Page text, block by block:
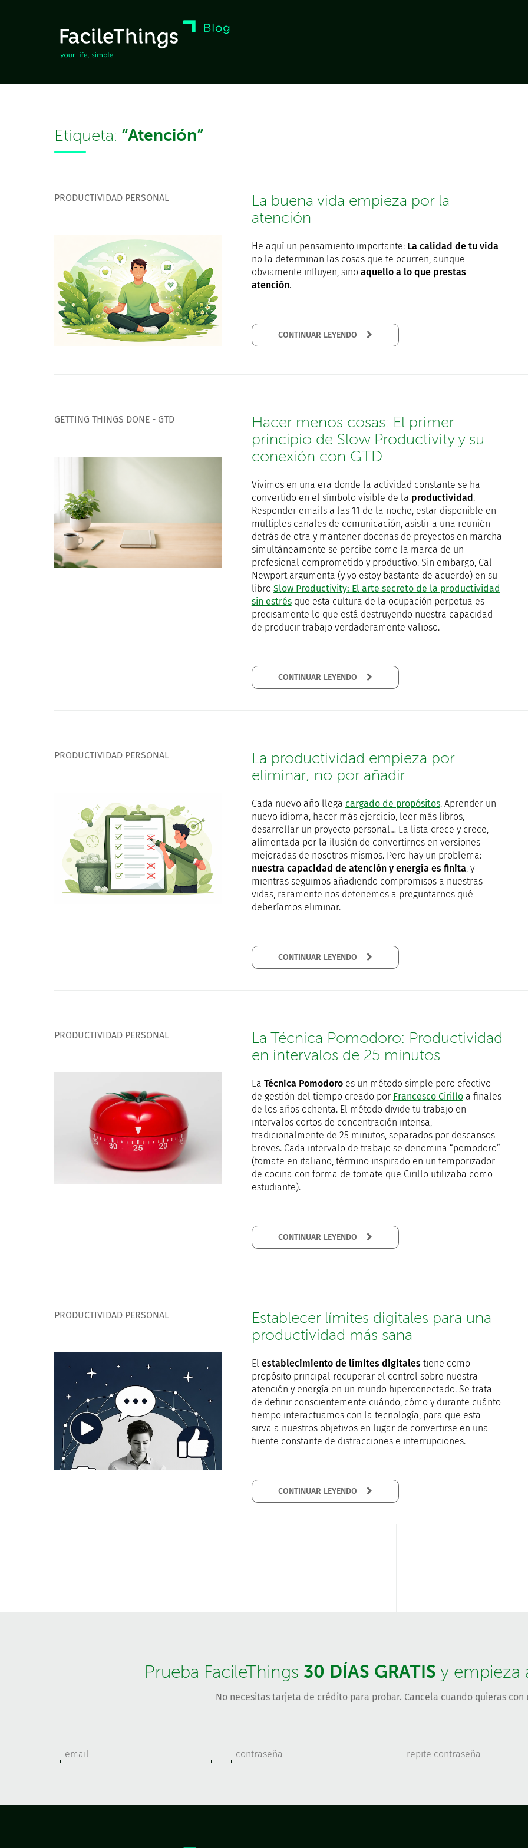
Etiqueta: “Atención”
PRODUCTIVIDAD PERSONAL
La buena vida empieza por la
atención
He aquí un pensamiento importante: La calidad de tu vida
no la determinan las cosas que te ocurren, aunque
obviamente influyen, sino aquello a lo que prestas
atención.
GETTING THINGS DONE - GTD
Hacer menos cosas: El primer
principio de Slow Productivity y su
conexión con GTD
Vivimos en una era donde la actividad constante se ha
convertido en el símbolo visible de la productividad.
Responder emails a las 11 de la noche, estar disponible en
múltiples canales de comunicación, asistir a una reunión
detrás de otra y mantener docenas de proyectos en marcha
simultáneamente se percibe como la marca de un
profesional comprometido y productivo. Sin embargo, Cal
Newport argumenta (y yo estoy bastante de acuerdo) en su
libro Slow Productivity: El arte secreto de la productividad
sin estrésque esta cultura de la ocupación perpetua es
precisamente lo que está destruyendo nuestra capacidad
de producir trabajo verdaderamente valioso.
PRODUCTIVIDAD PERSONAL
La productividad empieza por
eliminar, no por añadir
Cada nuevo año llega cargado de propósitos. Aprender un
nuevo idioma, hacer más ejercicio, leer más libros,
desarrollar un proyecto personal… La lista crece y crece,
alimentada por la ilusión de convertirnos en versiones
mejoradas de nosotros mismos. Pero hay un problema:
nuestra capacidad de atención y energía es finita, y
mientras seguimos añadiendo compromisos a nuestras
vidas, raramente nos detenemos a preguntarnos qué
deberíamos eliminar.
PRODUCTIVIDAD PERSONAL
La Técnica Pomodoro: Productividad
en intervalos de 25 minutos
La Técnica Pomodoroes un método simple pero efectivo
de gestión del tiempo creado por Francesco Cirilloa finales
de los años ochenta. El método divide tu trabajo en
intervalos cortos de concentración intensa,
tradicionalmente de 25 minutos, separados por descansos
breves. Cada intervalo de trabajo se denomina “pomodoro”
(tomate en italiano, término inspirado en un temporizador
de cocina con forma de tomate que Cirillo utilizaba como
estudiante).
PRODUCTIVIDAD PERSONAL
Establecer límites digitales para una
productividad más sana
El establecimiento de límites digitalestiene como
propósito principal recuperar el control sobre nuestra
atención y energía en un mundo hiperconectado. Se trata
de definir conscientemente cuándo, cómo y durante cuánto
tiempo interactuamos con la tecnología, para que esta
sirva a nuestros objetivos en lugar de convertirse en una
fuente constante de distracciones e interrupciones.
Prueba FacileThings 30 DÍAS GRATIS y empieza
No necesitas tarjeta de crédito para probar. Cancela cuando quieras con